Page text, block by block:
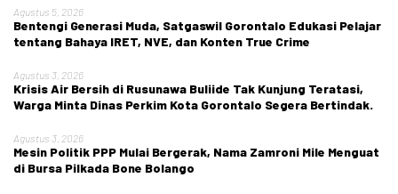
Agustus 5, 2026
Bentengi Generasi Muda, Satgaswil Gorontalo Edukasi Pelajar
tentang Bahaya IRET, NVE, dan Konten True Crime
Agustus 3, 2026
Krisis Air Bersih di Rusunawa Buliide Tak Kunjung Teratasi,
Warga Minta Dinas Perkim Kota Gorontalo Segera Bertindak.
Agustus 3, 2026
Mesin Politik PPP Mulai Bergerak, Nama Zamroni Mile Menguat
di Bursa Pilkada Bone Bolango